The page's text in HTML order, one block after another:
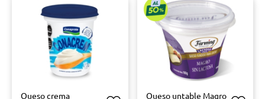
Queso crema
Queso untable Magro